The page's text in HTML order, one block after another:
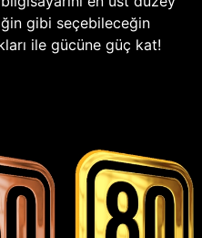
gibi seçebileceğin
ile gücüne güç kat!